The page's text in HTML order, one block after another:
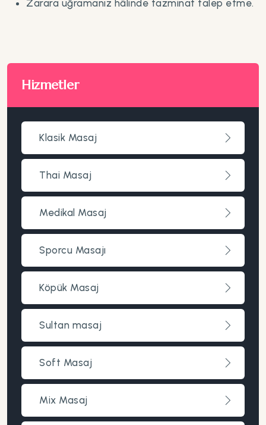
Hizmetler
Klasik Masaj
Thai Masaj
Medikal Masaj
Sporcu Masajı
Köpük Masaj
Sultan masaj
Soft Masaj
Mix Masaj
Zarara uğramanız hâlinde tazminat talep etme.